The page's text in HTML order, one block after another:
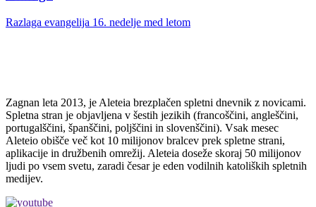
Razlaga evangelija 16. nedelje med letom
Zagnan leta 2013, je Aleteia brezplačen spletni dnevnik z novicami.
Spletna stran je objavljena v šestih jezikih (francoščini, angleščini,
portugalščini, španščini, poljščini in slovenščini). Vsak mesec
Aleteio obišče več kot 10 milijonov bralcev prek spletne strani,
aplikacije in družbenih omrežij. Aleteia doseže skoraj 50 milijonov
ljudi po vsem svetu, zaradi česar je eden vodilnih katoliških spletnih
medijev.